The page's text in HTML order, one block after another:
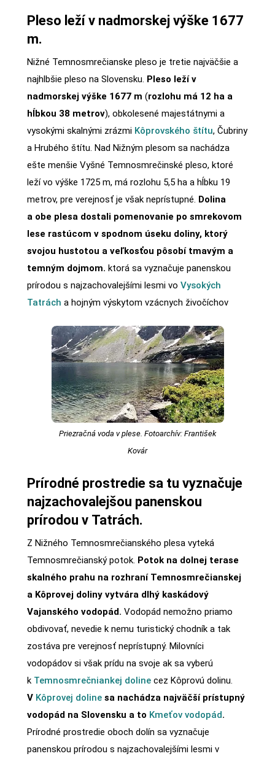
Pleso leží v nadmorskej výške 1677
m.
Nižné Temnosmrečianske pleso je tretie najväčšie a
najhlbšie pleso na Slovensku. Pleso leží v
nadmorskej výške 1677 m (rozlohu má 12 ha a
hĺbkou 38 metrov), obkolesené majestátnymi a
vysokými skalnými zrázmi Kôprovského štítu, Čubriny
a Hrubého štítu. Nad Nižným plesom sa nachádza
ešte menšie Vyšné Temnosmrečinské pleso, ktoré
leží vo výške 1725 m, má rozlohu 5,5 ha a hĺbku 19
metrov, pre verejnosť je však neprístupné. Dolina
a obe plesa dostali pomenovanie po smrekovom
lese rastúcom v spodnom úseku doliny, ktorý
svojou hustotou a veľkosťou pôsobí tmavým a
temným dojmom. ktorá sa vyznačuje panenskou
prírodou s najzachovalejšími lesmi vo Vysokých
Tatrách a hojným výskytom vzácnych živočíchov
Priezračná voda v plese. Fotoarchív: František
Kovár
Prírodné prostredie sa tu vyznačuje
najzachovalejšou panenskou
prírodou v Tatrách.
Z Nižného Temnosmrečianského plesa vyteká
Temnosmrečianský potok. Potok na dolnej terase
skalného prahu na rozhraní Temnosmrečianskej
a Kôprovej doliny vytvára dlhý kaskádový
Vajanského vodopád. Vodopád nemožno priamo
obdivovať, nevedie k nemu turistický chodník a tak
zostáva pre verejnosť neprístupný. Milovníci
vodopádov si však prídu na svoje ak sa vyberú
k Temnosmrečniankej dolinecez Kôprovú dolinu.
V Kôprovej dolinesa nachádza najväčší prístupný
vodopád na Slovensku a to Kmeťov vodopád.
Prírodné prostredie oboch dolín sa vyznačuje
panenskou prírodou s najzachovalejšími lesmi v